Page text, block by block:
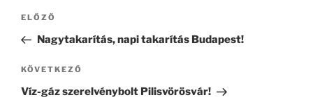
Bejegyzés
Korábbi
bejegyzés
ELŐZŐ
Nagytakarítás, napi takarítás Budapest!
Következő
bejegyzés
KÖVETKEZŐ
Víz-gáz szerelvénybolt Pilisvörösvár!